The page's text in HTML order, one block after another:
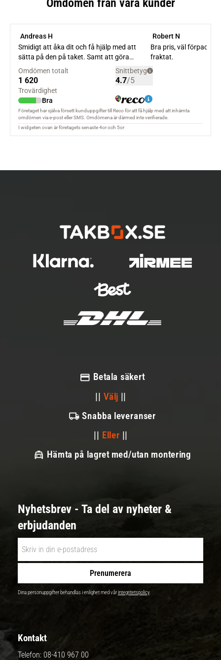
Betala säkert
|| Välj ||
Snabba leveranser
|| Eller ||
Hämta på lagret med/utan montering
Nyhetsbrev - Ta del av nyheter &
erbjudanden
Prenumerera
Dina personuppgifter behandlas i enlighet med vårintegritetspolicy.
Kontakt
Telefon: 08-410 967 00